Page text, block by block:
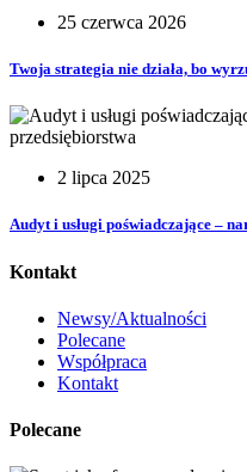
25 czerwca 2026
Twoja strategia nie działa, bo
2 lipca 2025
Audyt i usługi poświadczające –
Kontakt
Newsy/Aktualności
Polecane
Współpraca
Kontakt
Polecane